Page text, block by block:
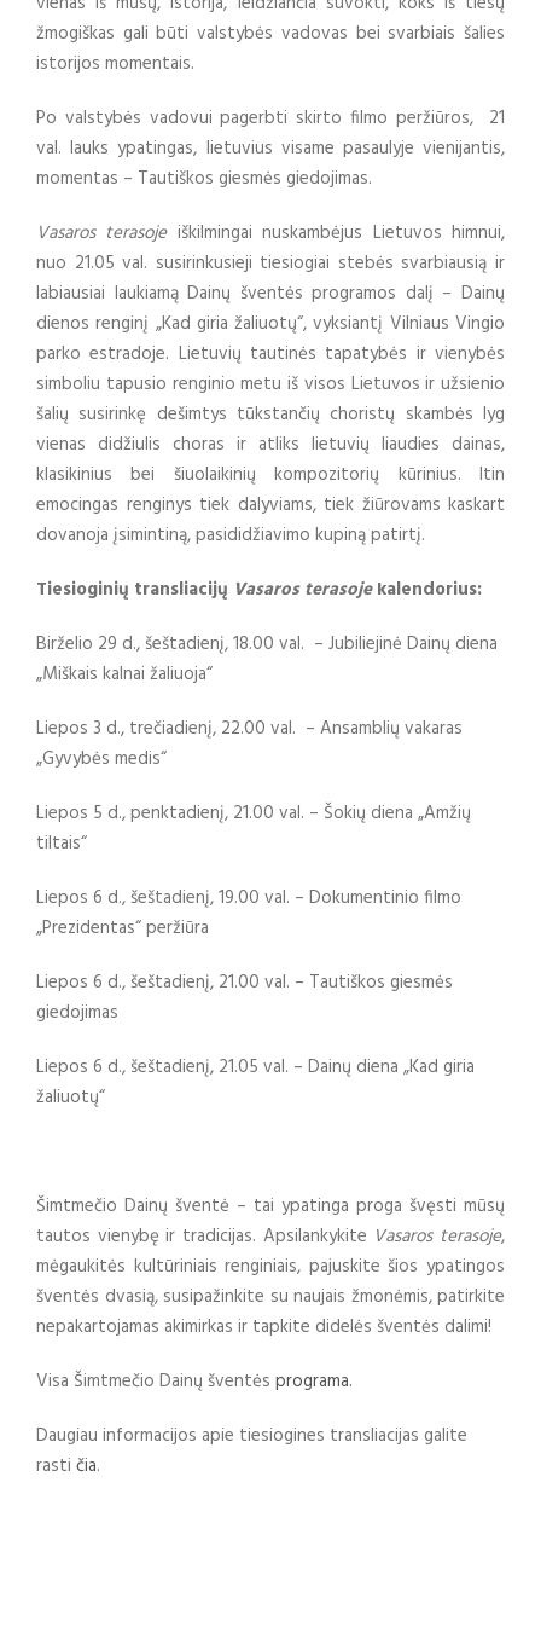
žmogiškas gali būti valstybės vadovas bei svarbiais šalies
istorijos momentais.
Po valstybės vadovui pagerbti skirto filmo peržiūros, 21
val. lauks ypatingas, lietuvius visame pasaulyje vienijantis,
momentas – Tautiškos giesmės giedojimas.
Vasaros terasojeiškilmingai nuskambėjus Lietuvos himnui,
nuo 21.05 val. susirinkusieji tiesiogiai stebės svarbiausią ir
labiausiai laukiamą Dainų šventės programos dalį – Dainų
dienos renginį „Kad giria žaliuotų“, vyksiantį Vilniaus Vingio
parko estradoje. Lietuvių tautinės tapatybės ir vienybės
simboliu tapusio renginio metu iš visos Lietuvos ir užsienio
šalių susirinkę dešimtys tūkstančių choristų skambės lyg
vienas didžiulis choras ir atliks lietuvių liaudies dainas,
klasikinius bei šiuolaikinių kompozitorių kūrinius. Itin
emocingas renginys tiek dalyviams, tiek žiūrovams kaskart
dovanoja įsimintiną, pasididžiavimo kupiną patirtį.
Tiesioginių transliacijų Vasaros terasojekalendorius:
Birželio 29 d., šeštadienį, 18.00 val. – Jubiliejinė Dainų diena
„Miškais kalnai žaliuoja“
Liepos 3 d., trečiadienį, 22.00 val. – Ansamblių vakaras
„Gyvybės medis“
Liepos 5 d., penktadienį, 21.00 val. – Šokių diena „Amžių
tiltais“
Liepos 6 d., šeštadienį, 19.00 val. – Dokumentinio filmo
„Prezidentas“ peržiūra
Liepos 6 d., šeštadienį, 21.00 val. – Tautiškos giesmės
giedojimas
Liepos 6 d., šeštadienį, 21.05 val. – Dainų diena „Kad giria
žaliuotų“
Šimtmečio Dainų šventė – tai ypatinga proga švęsti mūsų
tautos vienybę ir tradicijas. Apsilankykite Vasaros terasoje,
mėgaukitės kultūriniais renginiais, pajuskite šios ypatingos
šventės dvasią, susipažinkite su naujais žmonėmis, patirkite
nepakartojamas akimirkas ir tapkite didelės šventės dalimi!
Visa Šimtmečio Dainų šventės programa.
Daugiau informacijos apie tiesiogines transliacijas galite
rasti čia.